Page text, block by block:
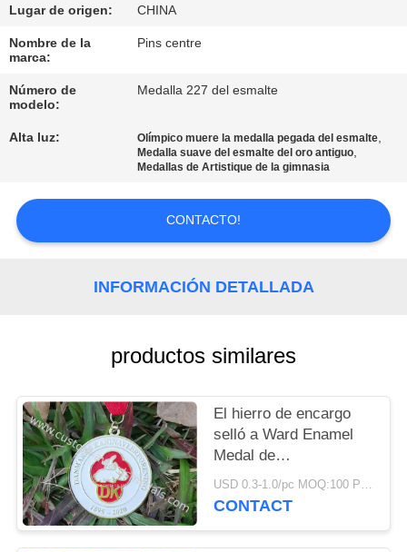
DE
CALIDAD
ÉNTRENOS
EN
CONTACTO
CON
NOTICIAS
DEL
SITIO
PRIVACY
POLICY
Lugar de origen: CHINA
Nombre de la
marca:
Pins centre
Número de
modelo:
Medalla 227 del esmalte
Alta luz: Olímpico muere la medalla pegada del esmalte,
Medalla suave del esmalte del oro antiguo,
Medallas de Artistique de la gimnasia
CONTACTO!
INFORMACIÓN DETALLADA
productos similares
El hierro de encargo
selló a Ward Enamel
Medal de
funcionamiento
USD 0.3-1.0/pc MOQ:100 PC por diseño
CONTACT